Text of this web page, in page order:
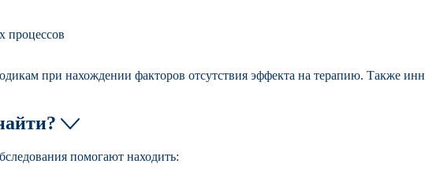
процессов
при нахождении факторов отсутствия эффекта на терапию. Также
помогают находить: